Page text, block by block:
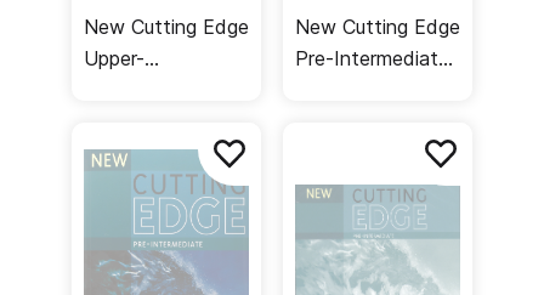
New Cutting Edge
Upper-
Аудиодиски к
учебнику
New Cutting Edge
Pre-Intermediate
Test Master CD-
ROM / Книга для
учителя